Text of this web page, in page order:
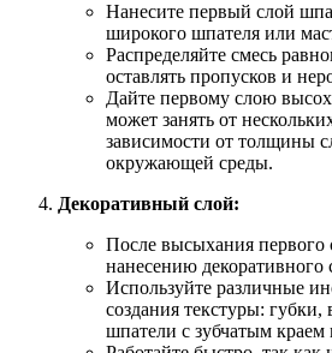
Нанесите первый слой
широкого шпателя или
Распределяйте смесь
оставлять пропусков и
Дайте первому слою
может занять от
зависимости от толщины
окружающей среды.
Декоративный слой:
После высыхания первого
нанесению декоративного
Используйте различные
создания текстуры: губки,
шпатели с зубчатым краем